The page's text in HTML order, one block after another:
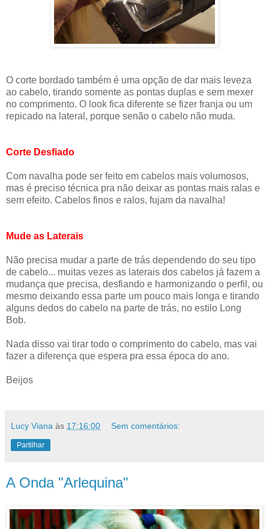
O corte bordado também é uma opção de dar mais leveza
ao cabelo, tirando somente as pontas duplas e sem mexer
no comprimento. O look fica diferente se fizer franja ou um
repicado na lateral, porque senão o cabelo não muda.
Corte Desfiado
Com navalha pode ser feito em cabelos mais volumosos,
mas é preciso técnica pra não deixar as pontas mais ralas e
sem efeito. Cabelos finos e ralos, fujam da navalha!
Mude as Laterais
Não precisa mudar a parte de trás dependendo do seu tipo
de cabelo... muitas vezes as laterais dos cabelos já fazem a
mudança que precisa, desfiando e harmonizando o perfil, ou
mesmo deixando essa parte um pouco mais longa e tirando
alguns dedos do cabelo na parte de trás, no estilo Long
Bob.
Nada disso vai tirar todo o comprimento do cabelo, mas vai
fazer a diferença que espera pra essa época do ano.
Beijos
Lucy Viana às 17:16:00 Sem comentários:
Partilhar
A Onda "Arlequina"